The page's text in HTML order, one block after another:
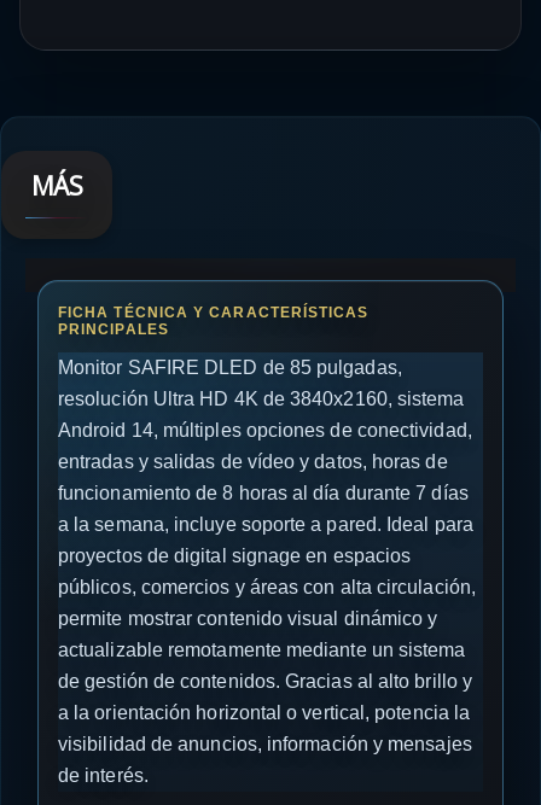
MÁS
Monitor SAFIRE DLED de 85 pulgadas,
resolución Ultra HD 4K de 3840x2160, sistema
Android 14, múltiples opciones de conectividad,
entradas y salidas de vídeo y datos, horas de
funcionamiento de 8 horas al día durante 7 días
a la semana, incluye soporte a pared. Ideal para
proyectos de digital signage en espacios
públicos, comercios y áreas con alta circulación,
permite mostrar contenido visual dinámico y
actualizable remotamente mediante un sistema
de gestión de contenidos. Gracias al alto brillo y
a la orientación horizontal o vertical, potencia la
visibilidad de anuncios, información y mensajes
de interés.